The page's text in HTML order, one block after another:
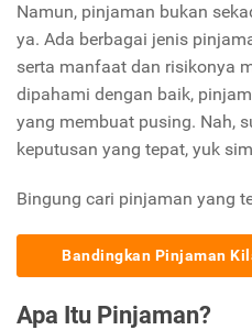
Namun, pinjaman bukan
ya. Ada berbagai jenis
serta manfaat dan risikonya
dipahami dengan baik,
yang membuat pusing. Nah,
keputusan yang tepat, yuk
Bingung cari pinjaman yang
Bandingkan Pinjaman
Apa Itu Pinjaman?